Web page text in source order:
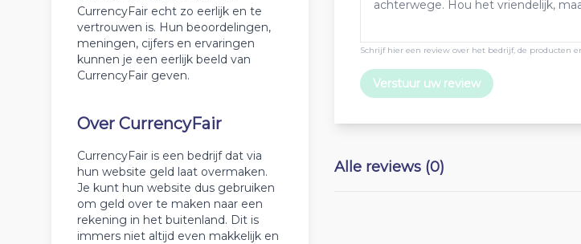
CurrencyFair echt zo eerlijk en te
vertrouwen is. Hun beoordelingen,
meningen, cijfers en ervaringen
kunnen je een eerlijk beeld van
CurrencyFair geven.
Over CurrencyFair
CurrencyFair is een bedrijf dat via
hun website geld laat overmaken.
Je kunt hun website dus gebruiken
om geld over te maken naar een
rekening in het buitenland. Dit is
immers niet altijd even makkelijk en
Schrijf hier een review over het bedrijf, de producten
Verstuur uw review
Alle reviews (0)